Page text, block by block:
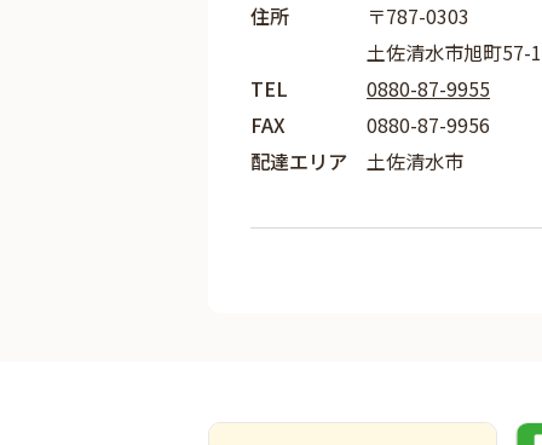
住所
〒787-0303
土佐清水市旭町57-
TEL
0880-87-9955
FAX
0880-87-9956
配達エリア
土佐清水市